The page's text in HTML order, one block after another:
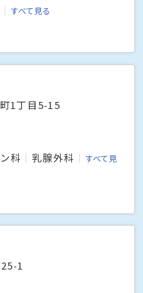
すべて見る
1丁目5-15
科
乳腺外科
すべて見
1